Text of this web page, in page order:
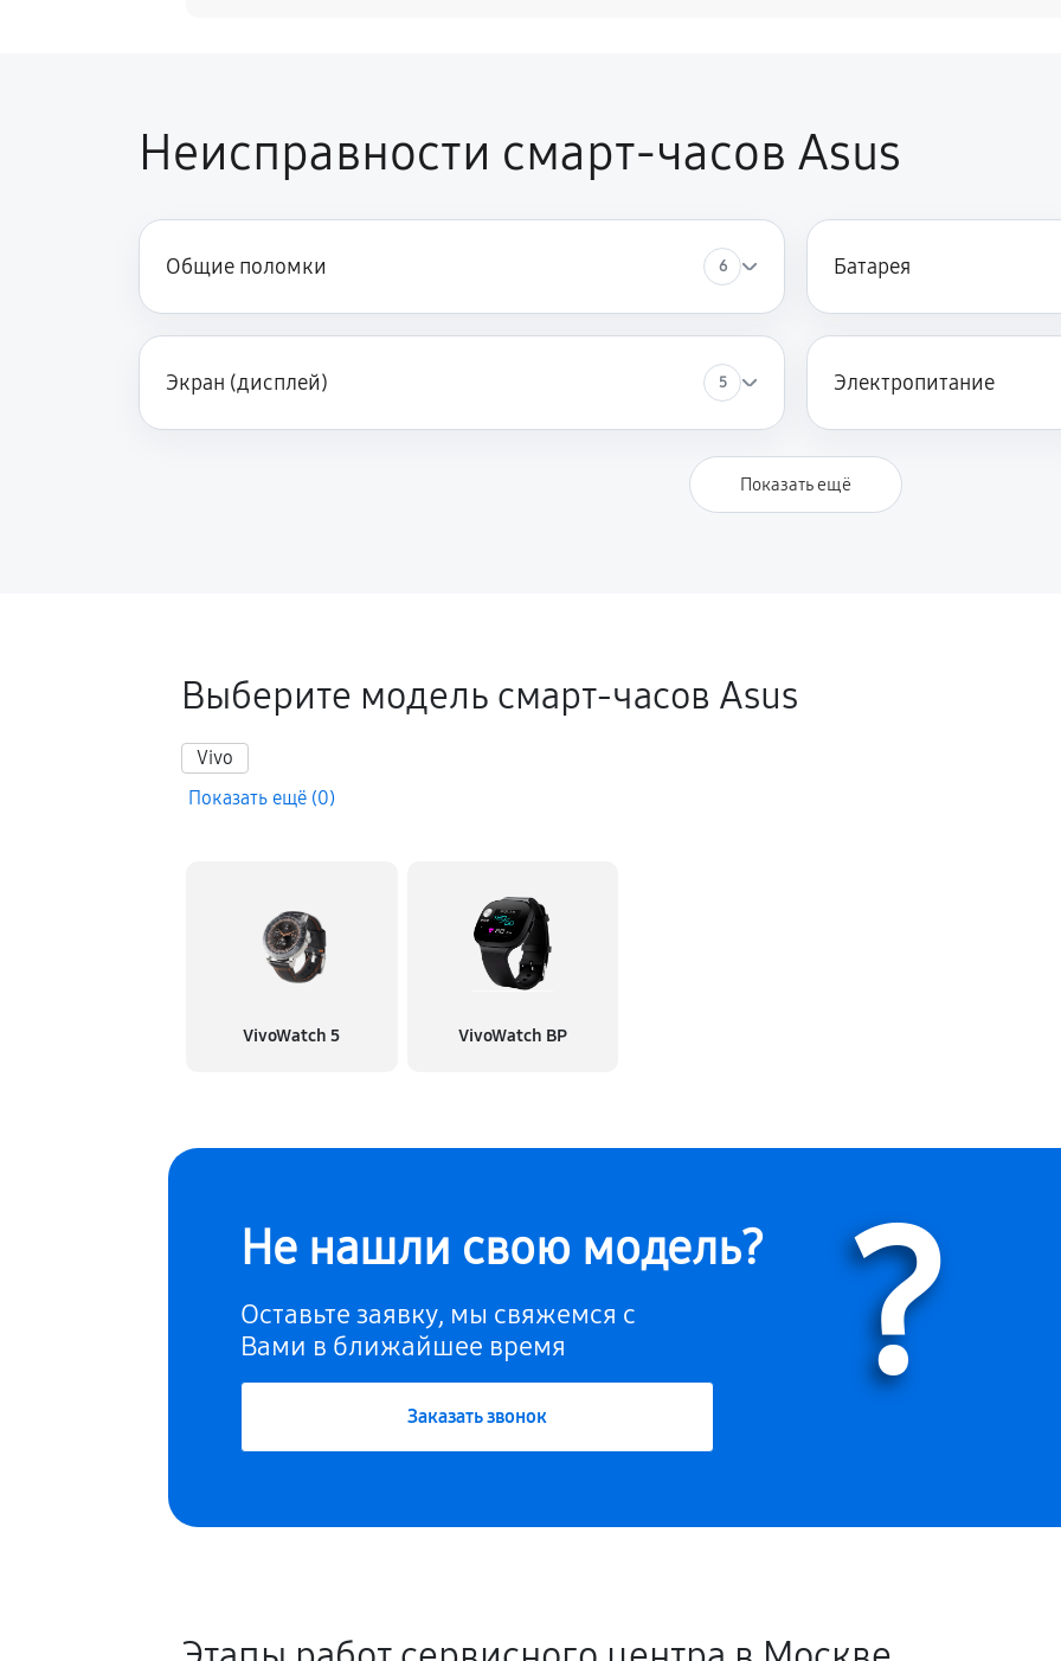
Неисправности смарт-часов Asus
Общие поломки 6 Батарея
Экран (дисплей) 5 Электропитание
Показать ещё
Выберите модель смарт-часов Asus
Vivo
Показать ещё (0)
VivoWatch 5 VivoWatch BP
Не нашли свою модель?
Оставьте заявку, мы свяжемся с
Вами в ближайшее время
Заказать звонок ?